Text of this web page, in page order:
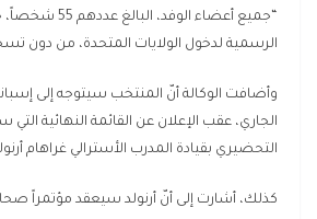
“جميع أعضاء
الرسمية لدخول الولايات المتحدة، من دون
الجاري، عقب الإعلان عن القائمة النهائية
التحضيري بقيادة المدرب الأسترالي غراهام